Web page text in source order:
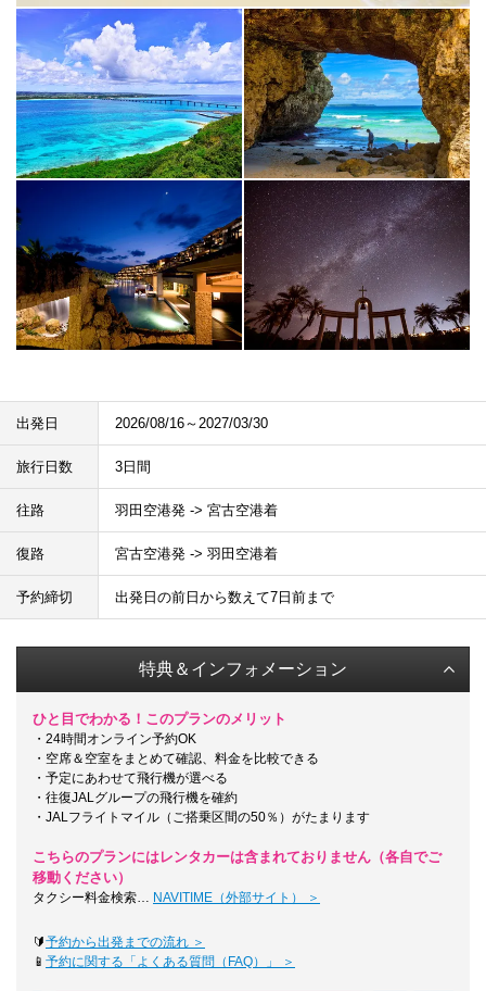
出発日 2026/08/16～2027/03/30
旅行日数 3日間
往路 羽田空港発 -> 宮古空港着
復路 宮古空港発 -> 羽田空港着
予約締切 出発日の前日から数えて7日前まで
特典＆インフォメーション
ひと目でわかる！このプランのメリット
・24時間オンライン予約OK
・空席＆空室をまとめて確認、料金を比較できる
・予定にあわせて飛行機が選べる
・往復JALグループの飛行機を確約
・JALフライトマイル（ご搭乗区間の50％）がたまります
こちらのプランにはレンタカーは含まれておりません（各自でご
移動ください）
タクシー料金検索… NAVITIME（外部サイト） ＞
🔰予約から出発までの流れ ＞
📱 予約に関する「よくある質問（FAQ）」 ＞